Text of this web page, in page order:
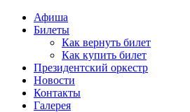
Афиша
Билеты
Как вернуть билет
Как купить билет
Президентский оркестр
Новости
Контакты
Галерея